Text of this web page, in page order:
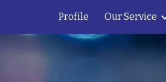
Profile Our Service